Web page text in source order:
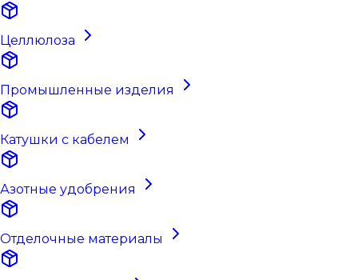
Целлюлоза
Промышленные изделия
Катушки с кабелем
Азотные удобрения
Отделочные материалы